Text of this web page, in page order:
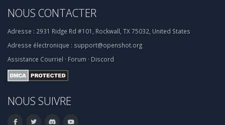
NOUS CONTACTER
Adresse : 2931 Ridge Rd #101, Rockwall, TX 75032, United States
Adresse électronique : support@openshot.org
Assistance Courriel · Forum · Discord
NOUS SUIVRE